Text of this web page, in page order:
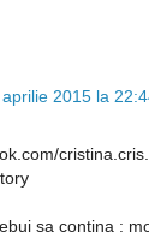
2015 la
sa contina :